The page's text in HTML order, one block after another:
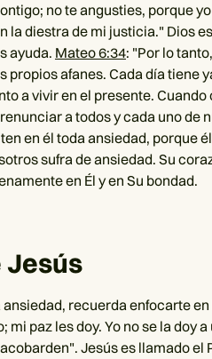
no te angusties, porque
la diestra de mi justicia." Dios
ayuda. Mateo 6:34: "Por lo
propios afanes. Cada día tiene
a vivir en el presente.
a todos y cada uno de
en él toda ansiedad, porque
sufra de ansiedad. Su
en Él y en Su bondad.
Jesús
recuerda enfocarte
mi paz les doy. Yo no se la doy
Jesús es llamado el